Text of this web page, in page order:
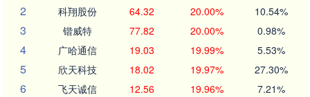
2 科翔股份 64.32 20.00% 10.54%
3 锴威特 77.82 20.00% 0.98%
4 广哈通信 19.03 19.99% 5.53%
5 欣天科技 18.02 19.97% 27.30%
6 飞天诚信 12.56 19.96% 7.21%